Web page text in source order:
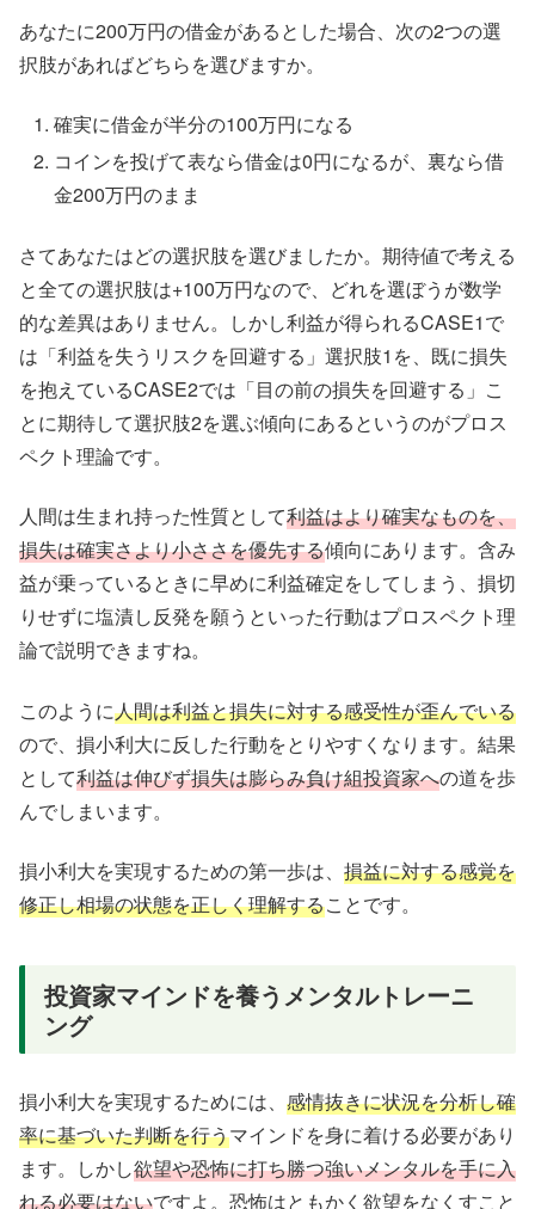
あなたに200万円の借金があるとした場合、次の2つの選
択肢があればどちらを選びますか。
確実に借金が半分の100万円になる
コインを投げて表なら借金は0円になるが、裏なら借
金200万円のまま
さてあなたはどの選択肢を選びましたか。期待値で考える
と全ての選択肢は+100万円なので、どれを選ぼうが数学
的な差異はありません。しかし利益が得られるCASE1で
は「利益を失うリスクを回避する」選択肢1を、既に損失
を抱えているCASE2では「目の前の損失を回避する」こ
とに期待して選択肢2を選ぶ傾向にあるというのがプロス
ペクト理論です。
人間は生まれ持った性質として利益はより確実なものを、
損失は確実さより小ささを優先する傾向にあります。含み
益が乗っているときに早めに利益確定をしてしまう、損切
りせずに塩漬し反発を願うといった行動はプロスペクト理
論で説明できますね。
このように人間は利益と損失に対する感受性が歪んでいる
ので、損小利大に反した行動をとりやすくなります。結果
として利益は伸びず損失は膨らみ負け組投資家への道を歩
んでしまいます。
損小利大を実現するための第一歩は、 損益に対する感覚を
修正し相場の状態を正しく理解することです。
投資家マインドを養うメンタルトレーニ
ング
損小利大を実現するためには、 感情抜きに状況を分析し確
率に基づいた判断を行うマインドを身に着ける必要があり
ます。しかし欲望や恐怖に打ち勝つ強いメンタルを手に入
れる必要はないですよ。恐怖はともかく欲望をなくすこと